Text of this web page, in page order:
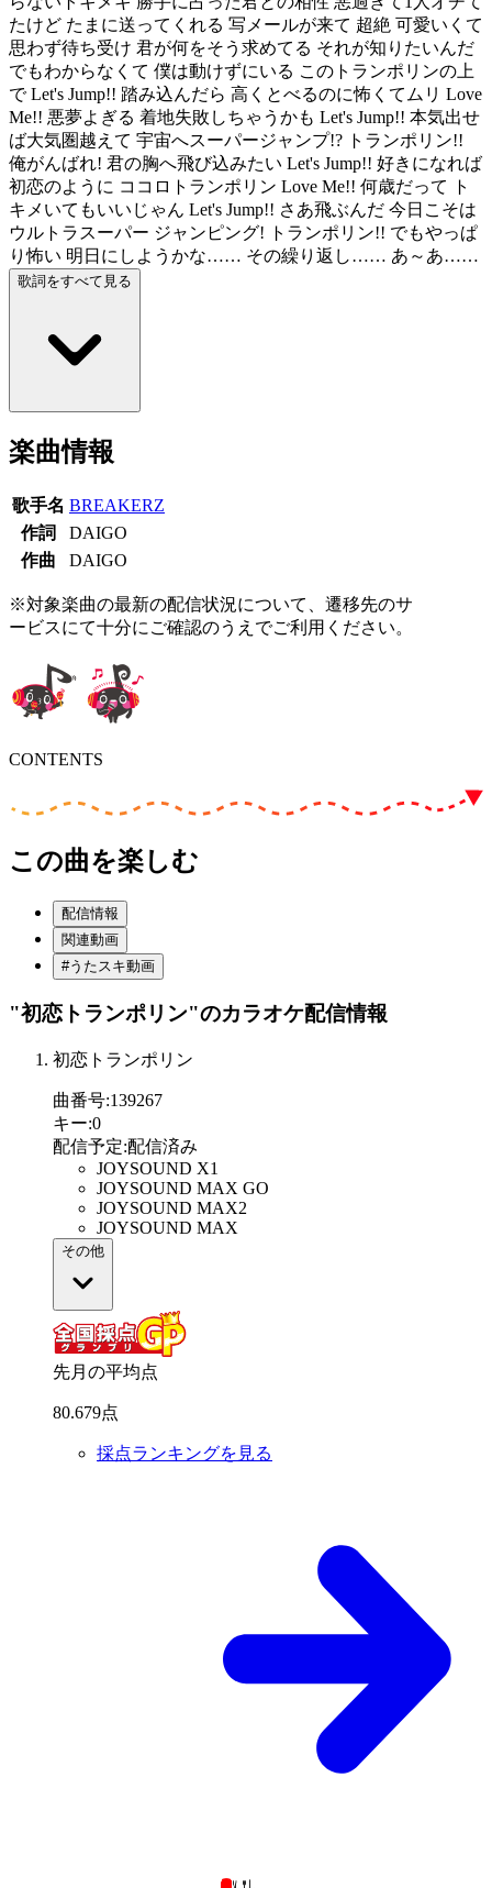
たけど たまに送ってくれる 写メールが来て 超絶 可愛いくて
思わず待ち受け 君が何をそう求めてる それが知りたいんだ
でもわからなくて 僕は動けずにいる このトランポリンの上
で Let's Jump!! 踏み込んだら 高くとべるのに怖くてムリ Love
Me!! 悪夢よぎる 着地失敗しちゃうかも Let's Jump!! 本気出せ
ば大気圏越えて 宇宙へスーパージャンプ!? トランポリン!!
俺がんばれ! 君の胸へ飛び込みたい Let's Jump!! 好きになれば
初恋のように ココロトランポリン Love Me!! 何歳だって ト
キメいてもいいじゃん Let's Jump!! さあ飛ぶんだ 今日こそは
ウルトラスーパー ジャンピング! トランポリン!! でもやっぱ
り怖い 明日にしようかな…… その繰り返し…… あ～あ……
歌詞をすべて見る
楽曲情報
歌手名 BREAKERZ
作詞
DAIGO
作曲
DAIGO
※対象楽曲の最新の配信状況について、遷移先のサ
ービスにて十分にご確認のうえでご利用ください。
CONTENTS
この曲を楽しむ
配信情報
関連動画
#うたスキ動画
"初恋トランポリン"のカラオケ配信情報
初恋トランポリン
曲番号:139267
キー:0
配信予定:配信済み
JOYSOUND X1
JOYSOUND MAX GO
JOYSOUND MAX2
JOYSOUND MAX
その他
先月の平均点
80.679点
採点ランキングを見る